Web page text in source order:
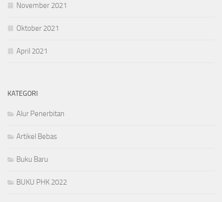
November 2021
Oktober 2021
April 2021
KATEGORI
Alur Penerbitan
Artikel Bebas
Buku Baru
BUKU PHK 2022